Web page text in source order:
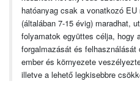
hatóanyag csak a vonatkozó
(általában 7-15 évig) maradhat,
folyamatok együttes célja, hogy
forgalmazását és
ember és környezete
illetve a lehető legkisebbre